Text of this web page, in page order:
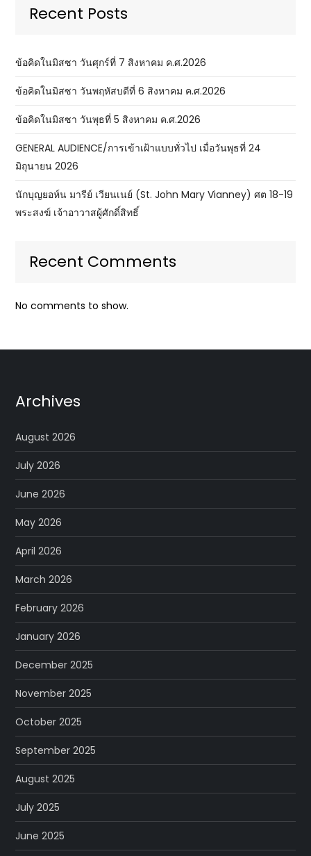
Recent Posts
ข้อคิดในมิสซา วันศุกร์ที่ 7 สิงหาคม ค.ศ.2026
ข้อคิดในมิสซา วันพฤหัสบดีที่ 6 สิงหาคม ค.ศ.2026
ข้อคิดในมิสซา วันพุธที่ 5 สิงหาคม ค.ศ.2026
GENERAL AUDIENCE/การเข้าเฝ้าแบบทั่วไป เมื่อวันพุธที่ 24
มิถุนายน 2026
นักบุญยอห์น มารีย์ เวียนเนย์ (St. John Mary Vianney) ศต 18-19
พระสงฆ์ เจ้าอาวาสผู้ศักดิ์สิทธิ์
Recent Comments
No comments to show.
Archives
August 2026
July 2026
June 2026
May 2026
April 2026
March 2026
February 2026
January 2026
December 2025
November 2025
October 2025
September 2025
August 2025
July 2025
June 2025